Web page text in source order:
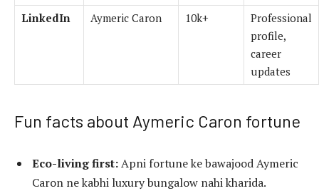
LinkedIn
Aymeric Caron 10k+
Professional
profile,
career
updates
Fun facts about Aymeric Caron fortune
Eco-living first:Apni fortune ke bawajood Aymeric
Caron ne kabhi luxury bungalow nahi kharida.